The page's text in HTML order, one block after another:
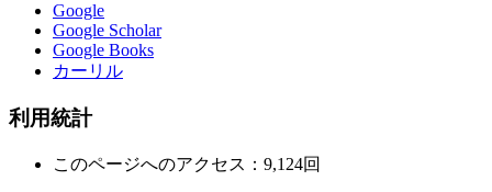
Google
Google Scholar
Google Books
カーリル
利用統計
このページへのアクセス：9,124回